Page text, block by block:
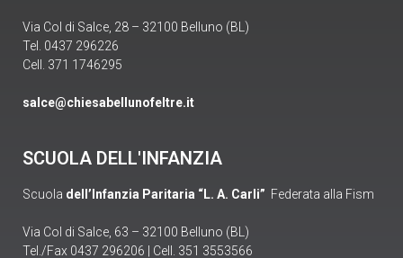
Via Col di Salce, 28 – 32100 Belluno (BL)
Tel. 0437 296226
Cell. 371 1746295
salce@chiesabellunofeltre.it
SCUOLA DELL'INFANZIA
Scuola dell’Infanzia Paritaria “L. A. Carli” Federata alla Fism
Via Col di Salce, 63 – 32100 Belluno (BL)
Tel./Fax 0437 296206 | Cell. 351 3553566